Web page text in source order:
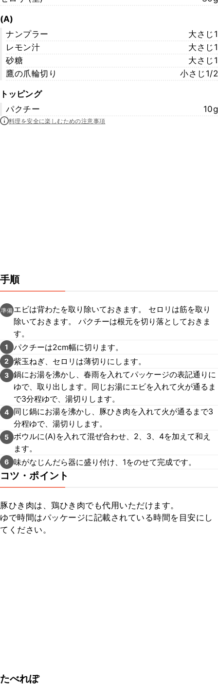
(A)
ナンプラー
大さじ1
レモン汁
大さじ1
砂糖
大さじ1
鷹の爪輪切り
小さじ1/2
トッピング
パクチー
10g
料理を安全に楽しむための注意事項
手順
準備 エビは背わたを取り除いておきます。 セロリは筋を取り
除いておきます。 パクチーは根元を切り落としておきま
す。
1 パクチーは2cm幅に切ります。
2 紫玉ねぎ、セロリは薄切りにします。
3 鍋にお湯を沸かし、春雨を入れてパッケージの表記通りに
ゆで、取り出します。同じお湯にエビを入れて火が通るま
で3分程ゆで、湯切りします。
4
同じ鍋にお湯を沸かし、豚ひき肉を入れて火が通るまで3
分程ゆで、湯切りします。
5 ボウルに(A)を入れて混ぜ合わせ、2、3、4を加えて和え
ます。
6 味がなじんだら器に盛り付け、1をのせて完成です。
コツ・ポイント
豚ひき肉は、鶏ひき肉でも代用いただけます。
ゆで時間はパッケージに記載されている時間を目安にし
てください。
たべれぽ